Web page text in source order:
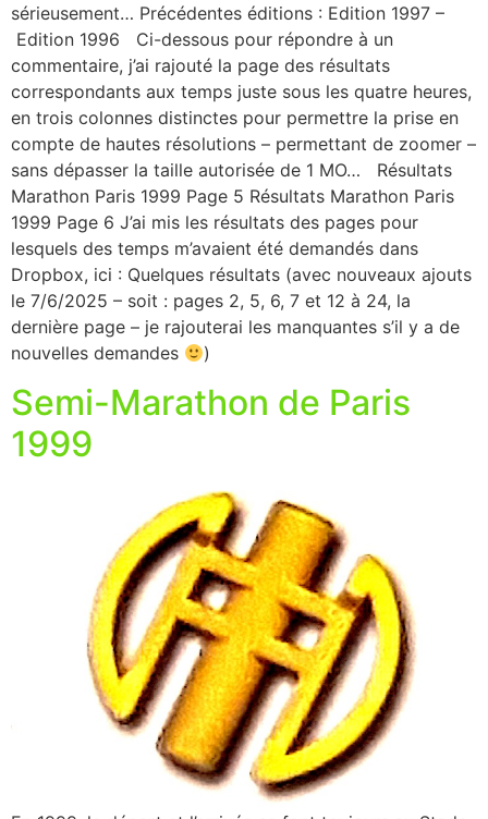
sérieusement… Précédentes éditions : Edition 1997 –
Edition 1996 Ci-dessous pour répondre à un
commentaire, j’ai rajouté la page des résultats
correspondants aux temps juste sous les quatre heures,
en trois colonnes distinctes pour permettre la prise en
compte de hautes résolutions – permettant de zoomer –
sans dépasser la taille autorisée de 1 MO… Résultats
Marathon Paris 1999 Page 5 Résultats Marathon Paris
1999 Page 6 J’ai mis les résultats des pages pour
lesquels des temps m’avaient été demandés dans
Dropbox, ici : Quelques résultats (avec nouveaux ajouts
le 7/6/2025 – soit : pages 2, 5, 6, 7 et 12 à 24, la
dernière page – je rajouterai les manquantes s’il y a de
nouvelles demandes
)
Semi-Marathon de Paris
1999